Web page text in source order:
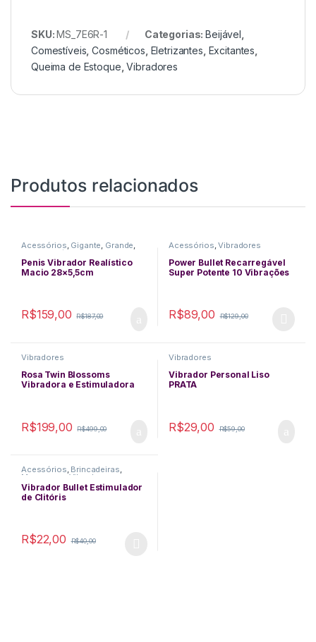
SKU:MS_7E6R-1 Categorias:Beijável
Comestíveis ,Cosméticos Eletrizantes Excitantes
Queima de Estoque ,Vibradores
Produtos relacionados
Acessórios Gigante Grande
Pênis De Borracha
Realístico,Vibradores
Penis Vibrador Realístico
Macio 28×5,5cm
R$159,00 R$187,00
Acessórios ,Vibradores
Power Bullet Recarregável
Super Potente 10 Vibrações
R$89,00 R$129,00
Vibradores
Rosa Twin Blossoms
Vibradora e Estimuladora
R$199,00 R$499,00
Vibradores
Vibrador Personal Liso
PRATA
R$29,00 R$59,00
Acessórios, Brincadeiras,
Massagem Vibradores
Vibrador Bullet Estimulador
de Clitóris
R$22,00 R$40,00